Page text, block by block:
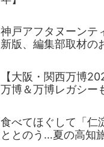
神戸アフタヌーンテ
新版、編集部取材の
【大阪・関西万博
万博＆万博レガシー
食べてほぐして「仁
ととのう…夏の高知